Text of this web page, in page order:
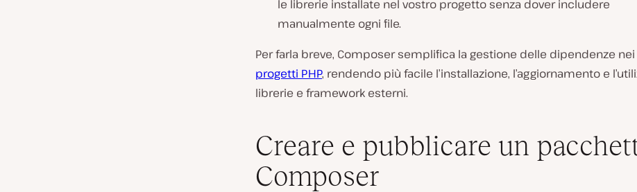
le librerie installate nel vostro progetto senza dover includere
manualmente ogni file.
Per farla breve, Composer semplifica la gestione delle dipendenze nei
progetti PHP, rendendo più facile l’installazione, l’aggiornamento e
librerie e framework esterni.
Creare e pubblicare un
Composer